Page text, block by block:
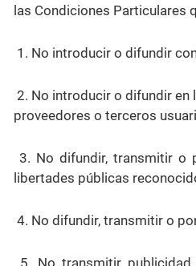
las Condiciones Particulares
1. No introducir o difundir
2. No introducir o difundir
proveedores o terceros
3. No difundir, transmitir o
libertades públicas
4. No difundir, transmitir o